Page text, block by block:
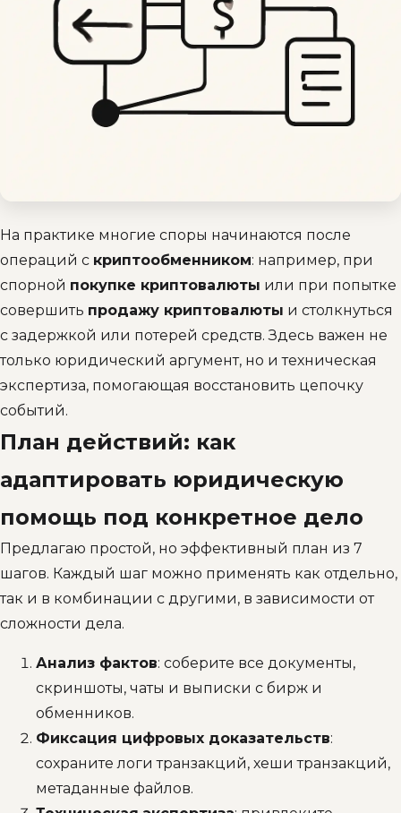
На практике многие споры начинаются после
операций с криптообменником: например, при
спорной покупке криптовалюты или при попытке
совершить продажу криптовалюты и столкнуться
с задержкой или потерей средств. Здесь важен не
только юридический аргумент, но и техническая
экспертиза, помогающая восстановить цепочку
событий.
План действий: как
адаптировать юридическую
помощь под конкретное дело
Предлагаю простой, но эффективный план из 7
шагов. Каждый шаг можно применять как отдельно,
так и в комбинации с другими, в зависимости от
сложности дела.
Анализ фактов: соберите все документы,
скриншоты, чаты и выписки с бирж и
обменников.
Фиксация цифровых доказательств:
сохраните логи транзакций, хеши транзакций,
метаданные файлов.